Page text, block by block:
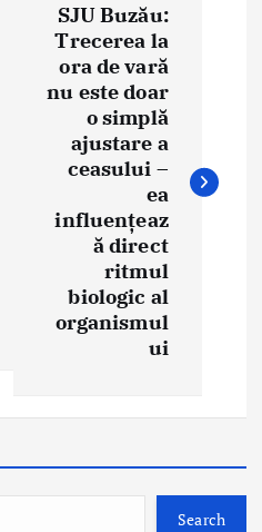
SJU Buzău:
Trecerea la
ora de vară
nu este doar
o simplă
ajustare a
ceasului –
ea
influențeaz
ă direct
ritmul
biologic al
organismul
ui
Search